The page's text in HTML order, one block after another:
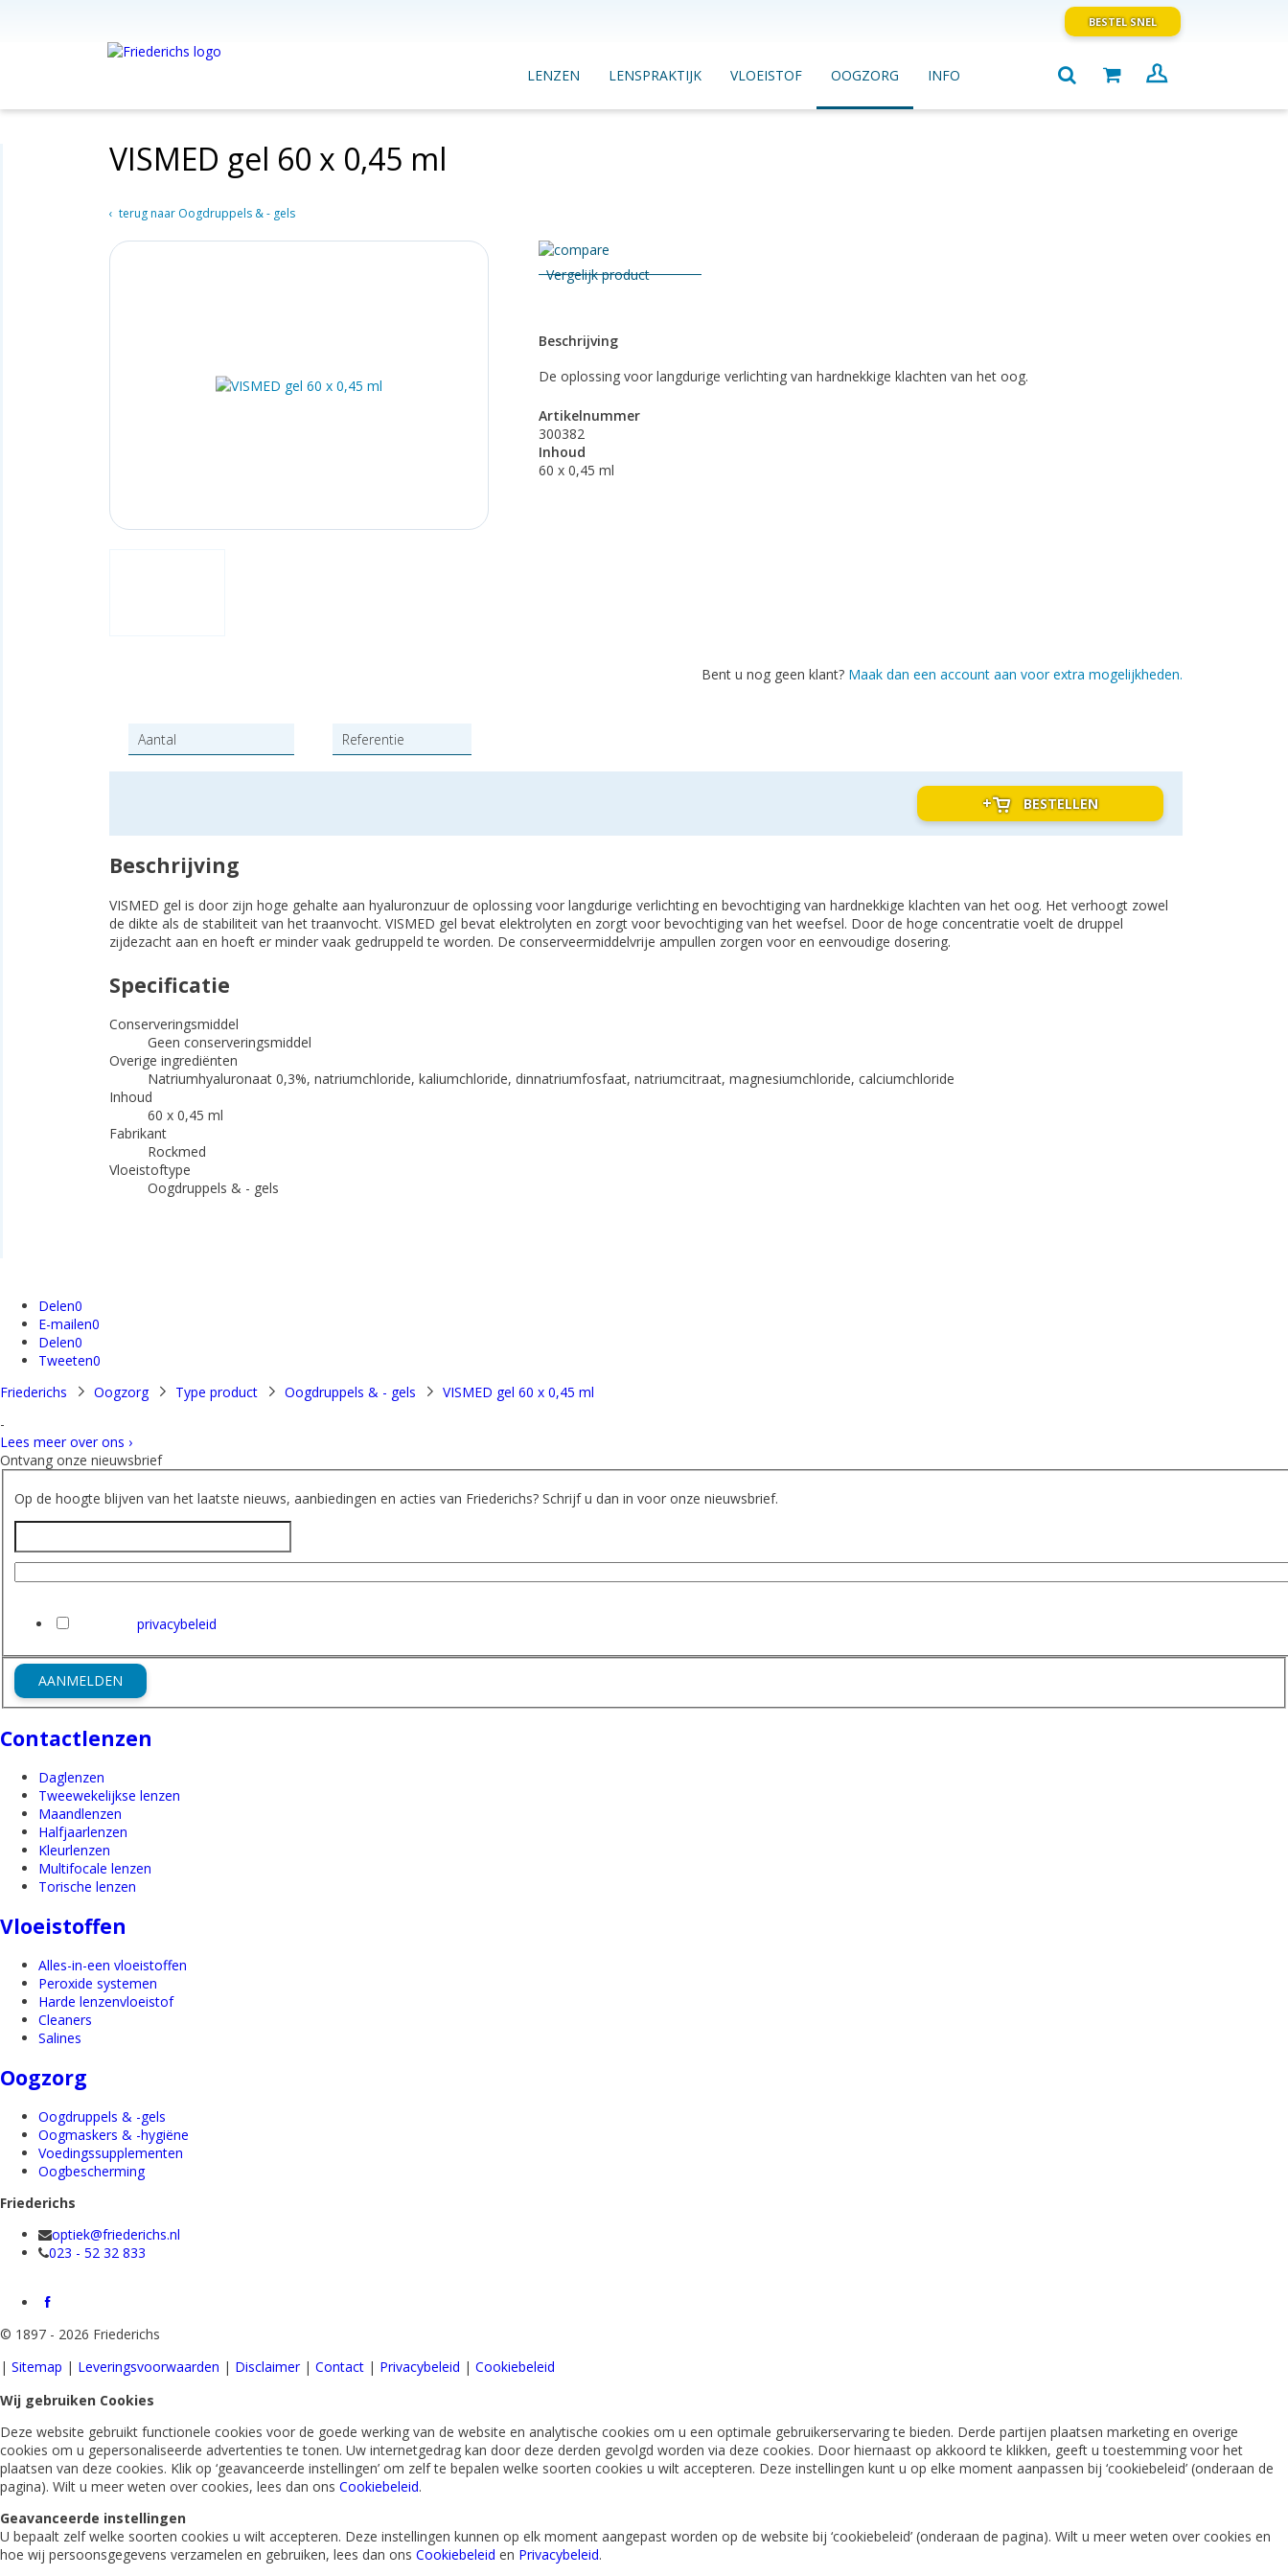
BESTEL SNEL
LENZEN LENSPRAKTIJK VLOEISTOF OOGZORG INFO
VISMED gel 60 x 0,45 ml
terug naar Oogdruppels & - gels
Vergelijk product
Beschrijving
De oplossing voor langdurige verlichting van hardnekkige klachten van het oog.
Artikelnummer
300382
Inhoud
60 x 0,45 ml
Bent u nog geen klant? Maak dan een account aan voor extra mogelijkheden.
BESTELLEN
Beschrijving
VISMED gel is door zijn hoge gehalte aan hyaluronzuur de oplossing voor langdurige verlichting en bevochtiging van hardnekkige klachten van het oog. Het verhoogt zowel
de dikte als de stabiliteit van het traanvocht. VISMED gel bevat elektrolyten en zorgt voor bevochtiging van het weefsel. Door de hoge concentratie voelt de druppel
zijdezacht aan en hoeft er minder vaak gedruppeld te worden. De conserveermiddelvrije ampullen zorgen voor en eenvoudige dosering.
Specificatie
Conserveringsmiddel
Geen conserveringsmiddel
Overige ingrediënten
Natriumhyaluronaat 0,3%, natriumchloride, kaliumchloride, dinnatriumfosfaat, natriumcitraat, magnesiumchloride, calciumchloride
Inhoud
60 x 0,45 ml
Fabrikant
Rockmed
Vloeistoftype
Oogdruppels & - gels
Delen0
E-mailen0
Delen0
Tweeten0
Friederichs
Oogzorg Type product Oogdruppels & - gels
VISMED gel 60 x 0,45 ml
-
Lees meer over ons ›
Ontvang onze nieuwsbrief
Op de hoogte blijven van het laatste nieuws, aanbiedingen en acties van Friederichs? Schrijf u dan in voor onze nieuwsbrief.
privacybeleid
AANMELDEN
Contactlenzen
Daglenzen
Tweewekelijkse lenzen
Maandlenzen
Halfjaarlenzen
Kleurlenzen
Multifocale lenzen
Torische lenzen
Vloeistoffen
Alles-in-een vloeistoffen
Peroxide systemen
Harde lenzenvloeistof
Cleaners
Salines
Oogzorg
Oogdruppels & -gels
Oogmaskers & -hygiëne
Voedingssupplementen
Oogbescherming
Friederichs
optiek@friederichs.nl
023 - 52 32 833
© 1897 - 2026 Friederichs
| Sitemap | Leveringsvoorwaarden | Disclaimer | Contact | Privacybeleid | Cookiebeleid
Wij gebruiken Cookies
Deze website gebruikt functionele cookies voor de goede werking van de website en analytische cookies om u een optimale gebruikerservaring te bieden. Derde partijen plaatsen marketing en overige
cookies om u gepersonaliseerde advertenties te tonen. Uw internetgedrag kan door deze derden gevolgd worden via deze cookies. Door hiernaast op akkoord te klikken, geeft u toestemming voor het
plaatsen van deze cookies. Klik op ‘geavanceerde instellingen’ om zelf te bepalen welke soorten cookies u wilt accepteren. Deze instellingen kunt u op elke moment aanpassen bij ‘cookiebeleid’ (onderaan de
pagina). Wilt u meer weten over cookies, lees dan ons Cookiebeleid.
Geavanceerde instellingen
U bepaalt zelf welke soorten cookies u wilt accepteren. Deze instellingen kunnen op elk moment aangepast worden op de website bij ‘cookiebeleid’ (onderaan de pagina). Wilt u meer weten over cookies en
hoe wij persoonsgegevens verzamelen en gebruiken, lees dan ons Cookiebeleid en Privacybeleid.